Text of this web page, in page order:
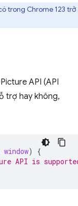
trong Chrome 123 trở
API (API
trợ hay không,
window)
{
API is